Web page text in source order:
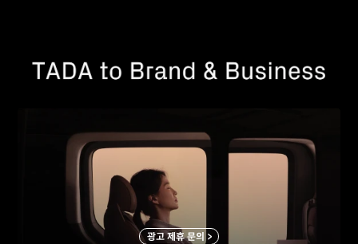
광고 제휴 문의 >